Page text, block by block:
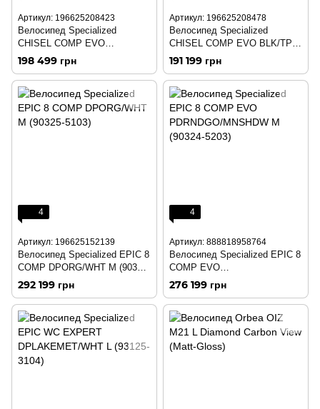
Артикул: 196625208423
Велосипед Specialized
CHISEL COMP EVO
BLK/METOBSD M (93825-
198 499 грн
Артикул: 196625208478
Велосипед Specialized
CHISEL COMP EVO BLK/TPE
L (93825-5604)
191 199 грн
4
Артикул: 196625152139
Велосипед Specialized EPIC 8
COMP DPORG/WHT M (90325-
5103)
292 199 грн
4
Артикул: 888818958764
Велосипед Specialized EPIC 8
COMP EVO
PDRNDGO/MNSHDW M
(90324-5203)
276 199 грн